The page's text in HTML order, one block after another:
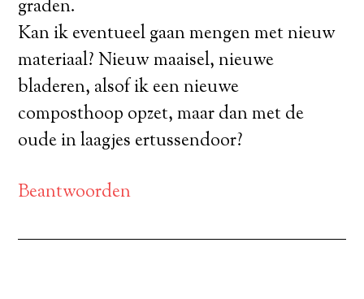
graden.
Kan ik eventueel gaan mengen met nieuw
materiaal? Nieuw maaisel, nieuwe
bladeren, alsof ik een nieuwe
composthoop opzet, maar dan met de
oude in laagjes ertussendoor?
Beantwoorden